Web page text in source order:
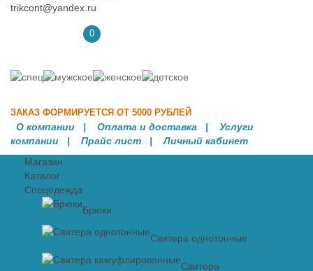
trikcont@yandex.ru
0
ЗАКАЗ ФОРМИРУЕТСЯ ОТ 5000 РУБЛЕЙ
О компании | Оплата и доставка | Услуги
компании | Прайс лист |Личный кабинет
Магазин
Каталог
Спецодежда
Брюки
Свитера однотонные
Свитера